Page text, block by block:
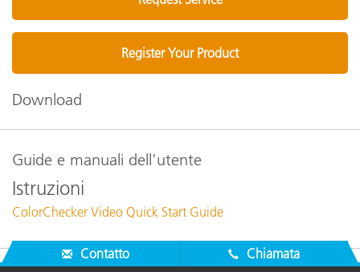
Register Your Product
Download
Guide e manuali dell'utente
Istruzioni
ColorChecker Video Quick Start Guide
Contatto Chiamata